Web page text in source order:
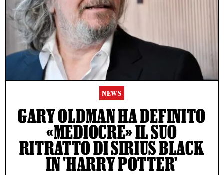
NEWS
GARY OLDMAN HA DEFINITO
«MEDIOCRE» IL SUO
RITRATTO DI SIRIUS BLACK
IN 'HARRY POTTER'